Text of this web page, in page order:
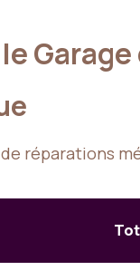
réparations